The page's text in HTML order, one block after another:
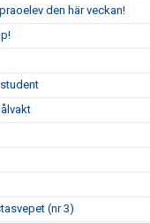
den här veckan!
(nr 3)